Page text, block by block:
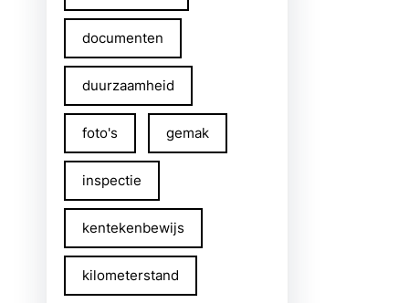
documenten
duurzaamheid
foto's gemak
inspectie
kentekenbewijs
kilometerstand